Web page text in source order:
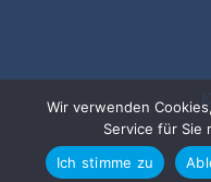
Wir verwenden
Service für Sie
Ich stimme zu